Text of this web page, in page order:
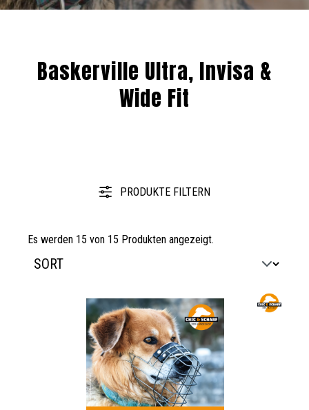
Baskerville Ultra, Invisa &
Wide Fit
PRODUKTE FILTERN
Es werden 15 von 15 Produkten angezeigt.